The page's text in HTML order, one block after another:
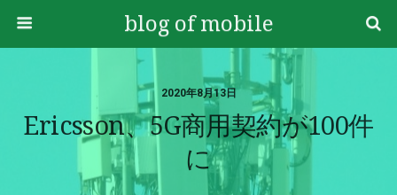
blog of mobile
2020年8月13日
Ericsson、5G商用契約が100件
に